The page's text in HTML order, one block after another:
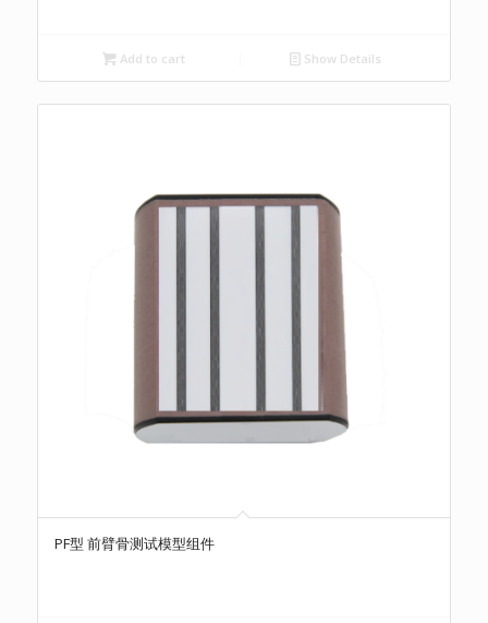
Add to cart Show Details
PF型 前臂骨测试模型组件